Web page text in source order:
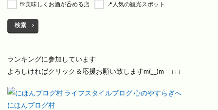
🍺美味しくお酒が呑める店
📍人気の観光スポット
検索
ランキングに参加しています
よろしければクリック＆応援お願い致しますm(__)m ↓↓↓
にほんブログ村